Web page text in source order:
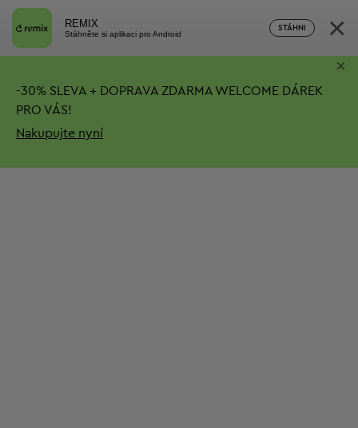
REMIX
Stáhněte si aplikaci pro Android
STÁHNI ×
-30% SLEVA + DOPRAVA ZDARMA WELCOME DÁREK
PRO VÁS!
Nakupujte nyní
×